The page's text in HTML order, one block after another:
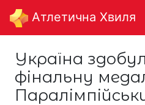
Aтлетична Хвиля
Україна
фінальну